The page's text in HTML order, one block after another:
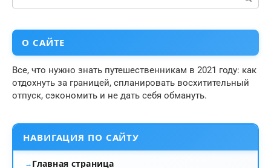
О САЙТЕ
Все, что нужно знать путешественникам в 2021 году: как
отдохнуть за границей, спланировать восхитительный
отпуск, сэкономить и не дать себя обмануть.
НАВИГАЦИЯ ПО САЙТУ
Главная страница